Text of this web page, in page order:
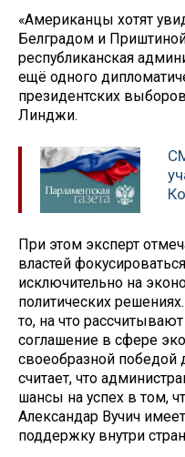
«Американцы хотят
Белградом и
республиканская
ещё одного
президентских
Линджи.
При этом эксперт
властей
исключительно на
политических
то, на что
соглашение в сфере
своеобразной победой
считает, что
шансы на успех в том,
Александар Вучич
поддержку внутри